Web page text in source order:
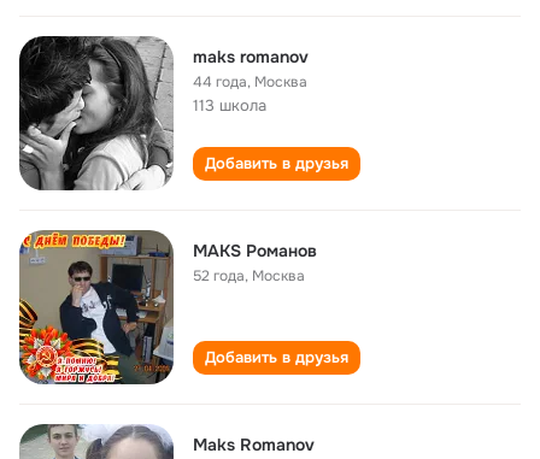
maks romanov
44 года, Москва
113 школа
Добавить в друзья
MAKS Романов
52 года, Москва
Добавить в друзья
Maks Romanov